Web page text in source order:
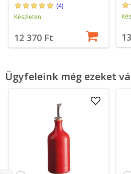
(4)
Készleten
12 370 Ft
Ügyfeleink még ezeket